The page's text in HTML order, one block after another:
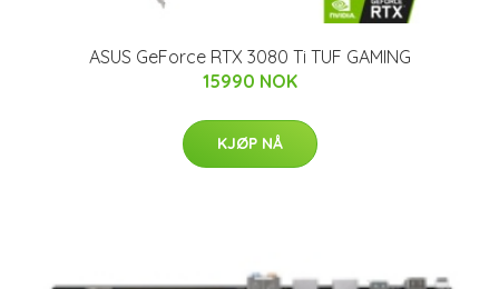
ASUS GeForce RTX 3080 Ti TUF GAMING
15990 NOK
KJØP NÅ